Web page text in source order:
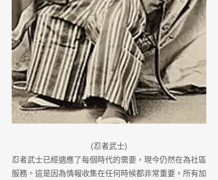
(忍者武士)
忍者武士已經適應了每個時代的需要，現今仍然在為社區
服務。這是因為情報收集在任何時候都非常重要。所有加